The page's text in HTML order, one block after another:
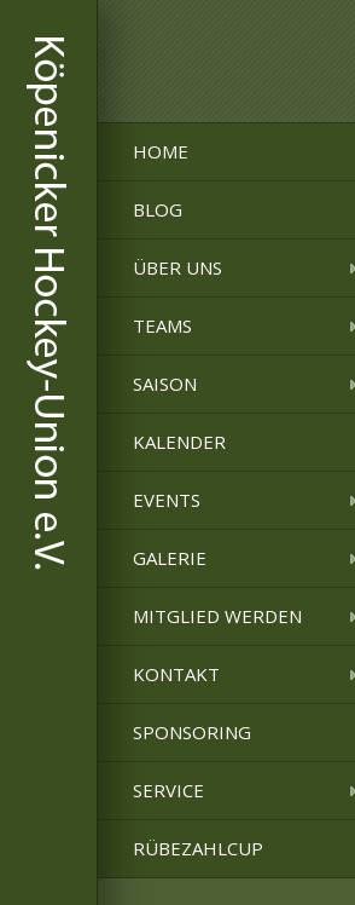
HOME
BLOG
ÜBER UNS
TEAMS
SAISON
KALENDER
EVENTS
GALERIE
MITGLIED WERDEN
KONTAKT
SPONSORING
SERVICE
RÜBEZAHLCUP